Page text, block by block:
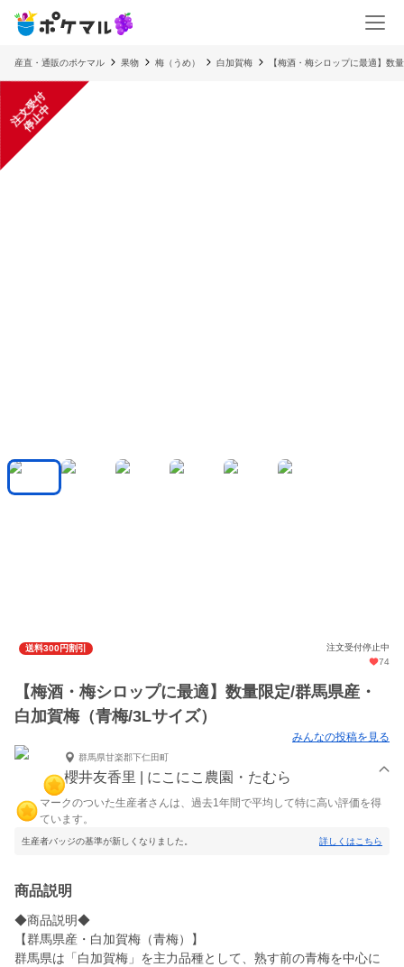
産直・通販のポケマル 果物 梅（うめ） 白加賀梅 【梅酒・梅シロップに最適】数
注
文
受
付
停
止
中
送料300円割引
注文受付停止中
74
【梅酒・梅シロップに最適】数量限定/群馬県産・
白加賀梅（青梅/3Lサイズ）
みんなの投稿を見る
群馬県甘楽郡下仁田町
櫻井友香里 | にこにこ農園・たむら
マークのついた生産者さんは、過去1年間で平均して特に高い評価を得
ています。
生産者バッジの基準が新しくなりました。 詳しくはこちら
商品説明
◆商品説明◆
【群馬県産・白加賀梅（青梅）】
群馬県は「白加賀梅」を主力品種として、熟す前の青梅を中心に